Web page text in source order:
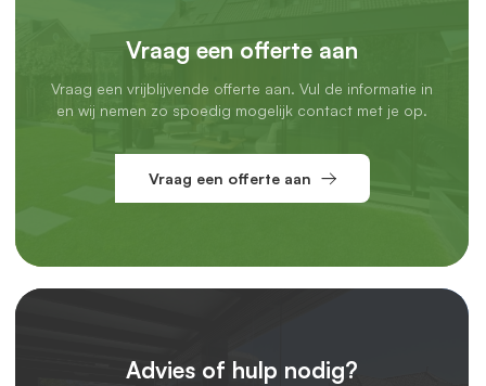
Vraag een offerte aan
Vraag een vrijblijvende offerte aan. Vul de informatie in
en wij nemen zo spoedig mogelijk contact met je op.
Vraag een offerte aan
Advies of hulp nodig?